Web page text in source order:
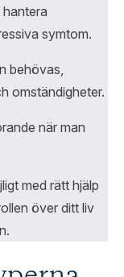
hantera
symtom.
behövas,
omständigheter.
när man
med rätt hjälp
över ditt liv